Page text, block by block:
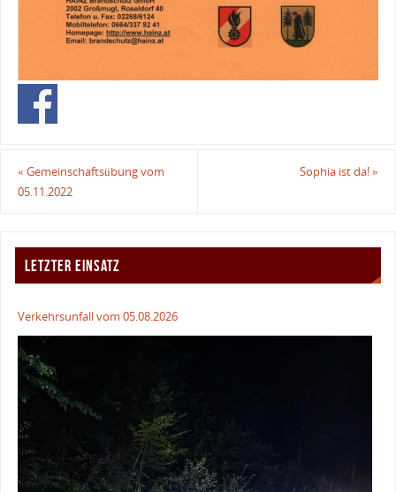
« Gemeinschaftsübung vom
05.11.2022
Sophia ist da!»
LETZTER EINSATZ
Verkehrsunfall vom 05.08.2026